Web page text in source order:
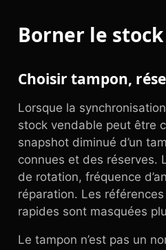
Borner le
Choisir tampon,
Lorsque la
stock vendable peut être
snapshot diminué d’un
connues et des réserves.
de rotation, fréquence
réparation. Les
rapides sont masquées
Le tampon n’est pas un